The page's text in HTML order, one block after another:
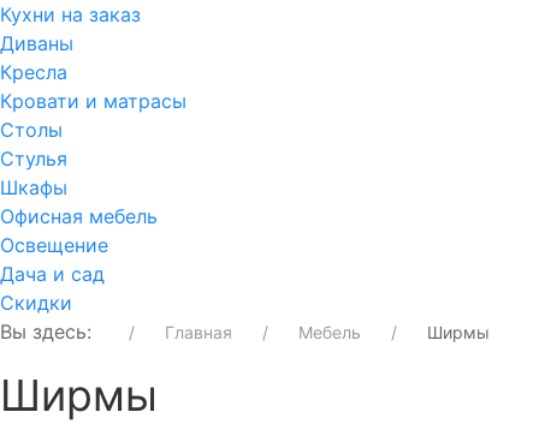
Кухни на заказ
Диваны
Кресла
Кровати и матрасы
Столы
Стулья
Шкафы
Офисная мебель
Освещение
Дача и сад
Скидки
Вы здесь:
Главная Мебель Ширмы
Ширмы